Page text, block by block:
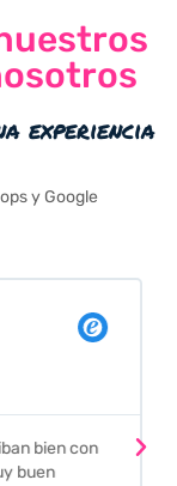
experiencia
y Google
el seguimiento
para